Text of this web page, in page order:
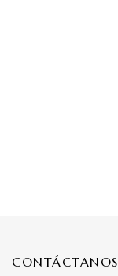
CONTÁCTANOS